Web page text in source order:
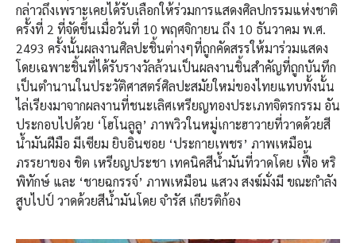
กล่าวถึงเพราะเคยได้รับเลือกให้ร่วมการแสดงศิลปกรรมแห่งชาติ
ครั้งที่ 2 ที่จัดขึ้นเมื่อวันที่ 10 พฤศจิกายน ถึง 10 ธันวาคม พ.ศ.
2493 ครั้งนั้นผลงานศิลปะชิ้นต่างๆที่ถูกคัดสรรให้มาร่วมแสดง
โดยเฉพาะชิ้นที่ได้รับรางวัลล้วนเป็นผลงานชิ้นสำคัญที่ถูกบันทึก
เป็นตำนานในประวัติศาสตร์ศิลปะสมัยใหม่ของไทยแทบทั้งนั้น
ไล่เรียงมาจากผลงานที่ชนะเลิศเหรียญทองประเภทจิตรกรรม อัน
ประกอบไปด้วย ‘โฮโนลูลู’ ภาพวิวในหมู่เกาะฮาวายที่วาดด้วยสี
น้ำมันฝีมือ มีเซียม ยิบอินซอย ‘ประกายเพชร’ ภาพเหมือน
ภรรยาของ ชิต เหรียญประชา เทคนิคสีน้ำมันที่วาดโดย เฟื้อ หริ
พิทักษ์ และ ‘ชายฉกรรจ์’ ภาพเหมือน แสวง สงฆ์มั่งมี ขณะกำลัง
สูบไปป์ วาดด้วยสีน้ำมันโดย จำรัส เกียรติก้อง